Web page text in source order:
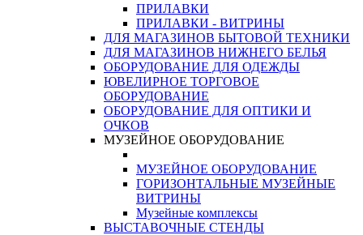
ПРИЛАВКИ
ПРИЛАВКИ - ВИТРИНЫ
ДЛЯ МАГАЗИНОВ БЫТОВОЙ ТЕХНИКИ
ДЛЯ МАГАЗИНОВ НИЖНЕГО БЕЛЬЯ
ОБОРУДОВАНИЕ ДЛЯ ОДЕЖДЫ
ЮВЕЛИРНОЕ ТОРГОВОЕ
ОБОРУДОВАНИЕ
ОБОРУДОВАНИЕ ДЛЯ ОПТИКИ И
ОЧКОВ
МУЗЕЙНОЕ ОБОРУДОВАНИЕ
МУЗЕЙНОЕ ОБОРУДОВАНИЕ
ГОРИЗОНТАЛЬНЫЕ МУЗЕЙНЫЕ
ВИТРИНЫ
Музейные комплексы
ВЫСТАВОЧНЫЕ СТЕНДЫ